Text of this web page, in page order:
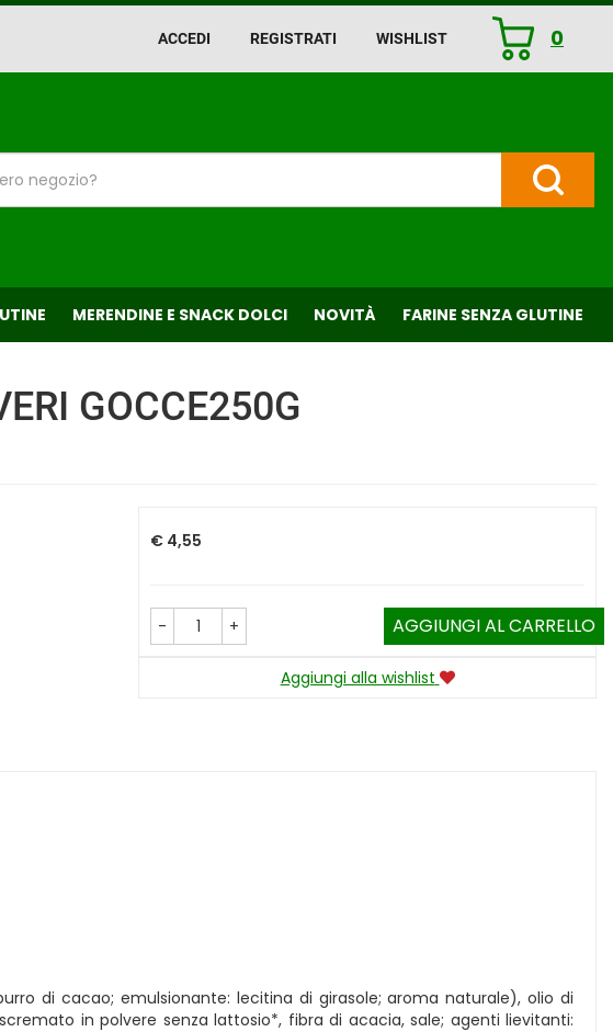
ACCEDI REGISTRATI WISHLIST 0
ARTICOLI
INSERITI
Cerca
MERENDINE E SNACK DOLCI NOVITÀ FARINE SENZA GLUTINE
GOCCE250G
Prezzo
€ 4,55
- + AGGIUNGI AL CARRELLO
Aggiungi alla wishlist
di cacao; emulsionante: lecitina di girasole; aroma naturale), olio di
scremato in polvere senza lattosio*, fibra di acacia, sale; agenti lievitanti: